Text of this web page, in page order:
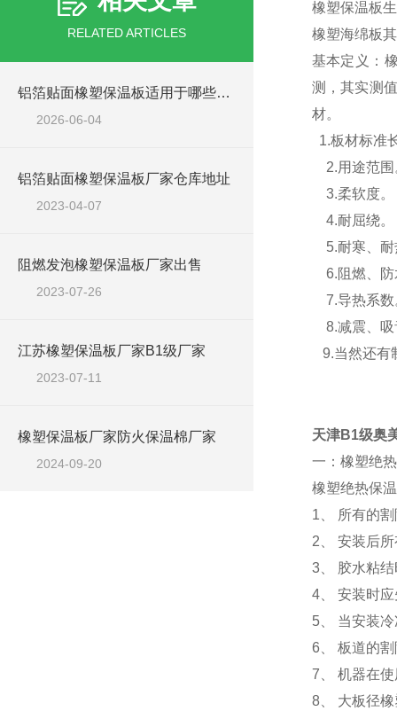
RELATED ARTICLES
铝箔贴面橡塑保温板适用于哪些工程场景？
2026-06-04
铝箔贴面橡塑保温板厂家仓库地址
2023-04-07
阻燃发泡橡塑保温板厂家出售
2023-07-26
江苏橡塑保温板厂家B1级厂家
2023-07-11
橡塑保温板厂家防火保温棉厂家
2024-09-20
橡塑保温板
橡塑海绵
基本定义：
测，其实测
材。
1.板材标准
2.用途范围
3.柔软度。
4.耐屈绕。
5.耐寒、耐
6.阻燃、防
7.导热系数
8.减震、吸
9.当然还有
天津B1级奥
一：橡塑绝
橡塑绝热保
1、 所有的
2、 安装后
3、 胶水粘
4、 安装时
5、 当安装
6、 板道的
7、 机器在
8、 大板径